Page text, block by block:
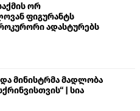
ორ
ფიგურანტს
ადასტურებს
მინისტრმა მადლობა
| სია